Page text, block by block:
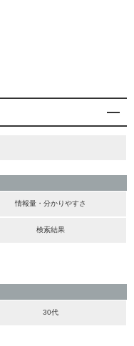
情報量・分かりやすさ
検索結果
30代